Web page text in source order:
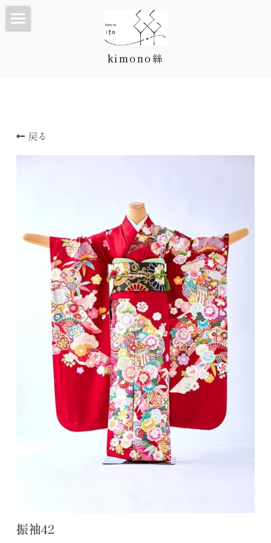
kimono絲
七五三・子供プラン
7歳カタログ
お宮参り・産着
七五三ヘアスタイル
振袖・成人式プラン/カタログ
訪問着・留袖プラン
訪問着カタログ
黒留袖カタログ
色留袖カタログ
卒業袴プラン/カタログ
卒業袴プラン
二尺袖・卒業袴カタログ
料金表
着付け教室
アクセス/お問合せ
公式LINE追加
よくあるご質問
レンタルスペース浦安
戻る
振袖42